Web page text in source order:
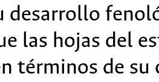
desarrollo
las hojas del
términos de